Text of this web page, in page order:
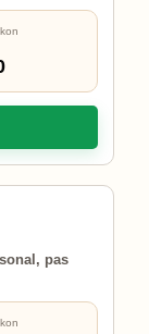
pas